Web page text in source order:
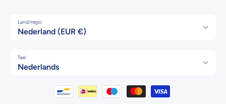
Land/regio
Nederland (EUR €)
Taal
Nederlands
Betaalmethodes